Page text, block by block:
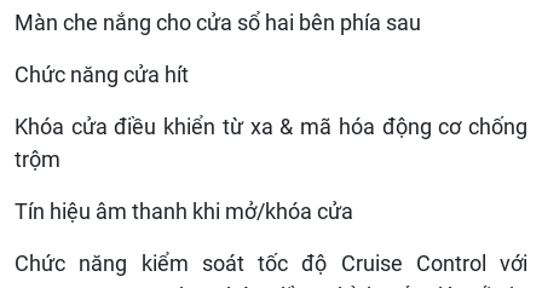
Màn che nắng cho cửa sổ hai bên phía sau
Chức năng cửa hít
Khóa cửa điều khiển từ xa & mã hóa động cơ chống
trộm
Tín hiệu âm thanh khi mở/khóa cửa
Chức năng kiểm soát tốc độ Cruise Control với